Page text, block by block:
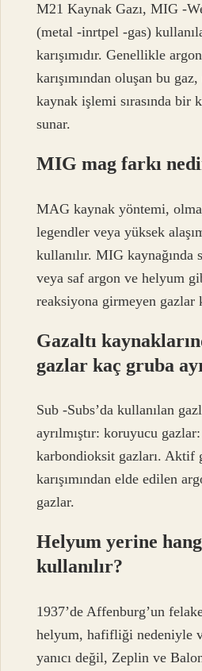
M21 Kaynak Gazı, MIG -
(metal -inrtpel -gas)
karışımıdır. Genellikle
karışımından oluşan bu
kaynak işlemi sırasında bir
sunar.
MIG mag farkı
MAG kaynak yöntemi,
legendler veya yüksek
kullanılır. MIG kaynağında
veya saf argon ve helyum
reaksiyona girmeyen gazlar
Gazaltı
gazlar kaç gruba
Sub -Subs’da kullanılan
ayrılmıştır: koruyucu
karbondioksit gazları. Aktif
karışımından elde edilen
gazlar.
Helyum yerine
kullanılır?
1937’de Affenburg’un
helyum, hafifliği nedeniyle
yanıcı değil, Zeplin ve